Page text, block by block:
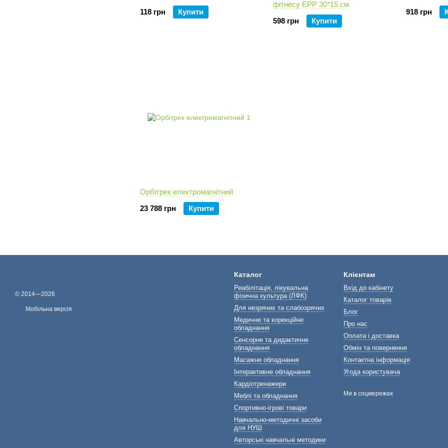
118 грн
Купити
фітнесу ЕРР 30*15 см
598 грн
Купити
918 грн
Орбітрек електромагнітний
23 788 грн
Купити
© 2014—2026
Мобільна версія
Каталог
Реабілітація, лікувальна
фізична культура (ЛФК)
Для незрячих та слабозрячих
Медичне та корекційне
обладнання
Сенсорне та дидактичне
обладнання
Масажне обладнання
Інтерактивне обладнання
Кардіотренажери
Меблі та обладнання
Спортивно-ігрові товари
Навчально-методичні засоби
для НУШ
Авторські навчальні методики
Клієнтам
Вхід до кабінету
Каталог товарів
Блог
Про нас
Оплата і доставка
Обмін та повернення
Контактна інформація
Угода користувача
Ми в соцмережах